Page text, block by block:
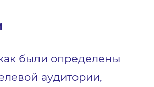
были определены
аудитории,